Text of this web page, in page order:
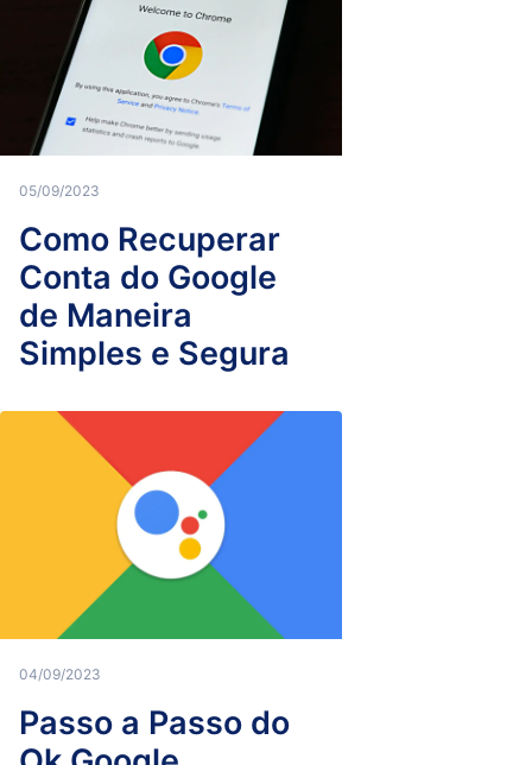
05/09/2023
Como Recuperar
Conta do Google
de Maneira
Simples e Segura
04/09/2023
Passo a Passo do